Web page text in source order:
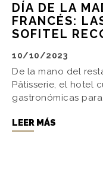
DÍA DE LA
FRANCÉS:
SOFITEL
10/10/2023
De la mano del
Pâtisserie, el hotel
gastronómicas
LEER MÁS